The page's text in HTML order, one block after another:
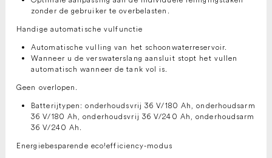
zonder de gebruiker te overbelasten.
Handige automatische vulfunctie
Automatische vulling van het schoonwaterreservoir.
Wanneer u de verswaterslang aansluit stopt het vullen
automatisch wanneer de tank vol is.
Geen overlopen.
Batterijtypen: onderhoudsvrij 36 V/180 Ah, onderhoudsarm
36 V/180 Ah, onderhoudsvrij 36 V/240 Ah, onderhoudsarm
36 V/240 Ah.
Energiebesparende eco!efficiency-modus